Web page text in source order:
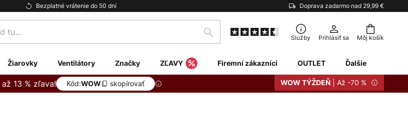
Bezplatné vrátenie do 50 dní Doprava zadarmo nad 29,99 €
Môj košík
Hľadať Služby Prihlásiť sa
Žiarovky Ventilátory Značky ZĽAVY Firemní zákazníci OUTLET Ďalšie
až 13 % zľava! Kód:WOW skopírovať WOW TÝŽDEŇ | Až -70 %